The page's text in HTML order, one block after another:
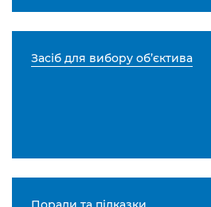
Засіб для вибору об’єктива